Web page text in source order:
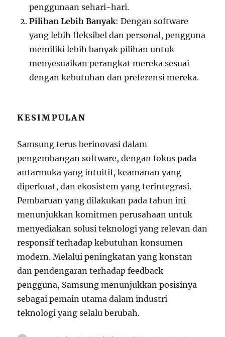
penggunaan sehari-hari.
Pilihan Lebih Banyak: Dengan software
yang lebih fleksibel dan personal, pengguna
memiliki lebih banyak pilihan untuk
menyesuaikan perangkat mereka sesuai
dengan kebutuhan dan preferensi mereka.
KESIMPULAN
Samsung terus berinovasi dalam
pengembangan software, dengan fokus pada
antarmuka yang intuitif, keamanan yang
diperkuat, dan ekosistem yang terintegrasi.
Pembaruan yang dilakukan pada tahun ini
menunjukkan komitmen perusahaan untuk
menyediakan solusi teknologi yang relevan dan
responsif terhadap kebutuhan konsumen
modern. Melalui peningkatan yang konstan
dan pendengaran terhadap feedback
pengguna, Samsung menunjukkan posisinya
sebagai pemain utama dalam industri
teknologi yang selalu berubah.